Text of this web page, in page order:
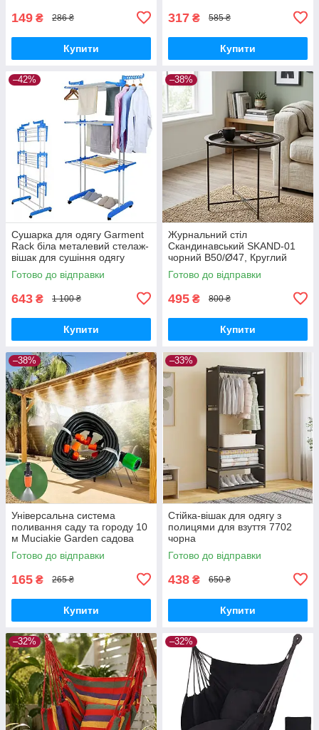
149 ₴ 286 ₴
Купити
317 ₴ 585 ₴
Купити
–42%
Сушарка для одягу Garment
Rack біла металевий стелаж-
вішак для сушіння одягу
Готово до відправки
643 ₴ 1 100 ₴
Купити
–38%
Журнальний стіл
Скандинавський SKAND-01
чорний В50/Ø47, Круглий
приставний столик для
вітальні, спальні
Готово до відправки
495 ₴ 800 ₴
Купити
–38%
Універсальна система
поливання саду та городу 10
м Muciakie Garden садова
насадка-розпилювач для
зрошення 4/7 м
Готово до відправки
165 ₴ 265 ₴
Купити
–33%
Стійка-вішак для одягу з
полицями для взуття 7702
чорна
Готово до відправки
438 ₴ 650 ₴
Купити
–32% –32%